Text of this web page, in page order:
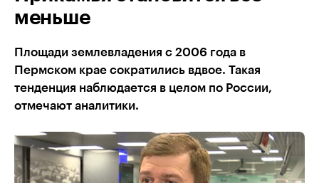
меньше
Площади землевладения с 2006 года в
Пермском крае сократились вдвое. Такая
тенденция наблюдается в целом по России,
отмечают аналитики.